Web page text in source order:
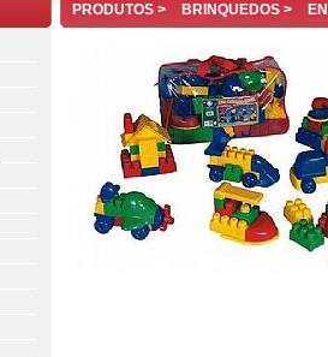
PRODUTOS > BRINQUEDOS >